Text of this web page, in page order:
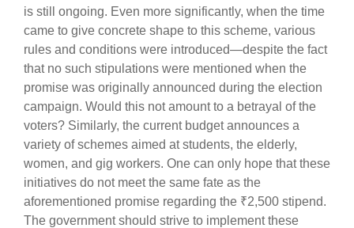
is still ongoing. Even more significantly, when the time
came to give concrete shape to this scheme, various
rules and conditions were introduced—despite the fact
that no such stipulations were mentioned when the
promise was originally announced during the election
campaign. Would this not amount to a betrayal of the
voters? Similarly, the current budget announces a
variety of schemes aimed at students, the elderly,
women, and gig workers. One can only hope that these
initiatives do not meet the same fate as the
aforementioned promise regarding the ₹2,500 stipend.
The government should strive to implement these